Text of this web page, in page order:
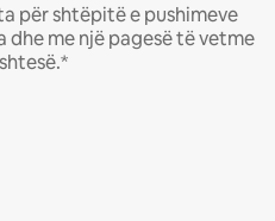
për shtëpitë e pushimeve
me një pagesë të vetme